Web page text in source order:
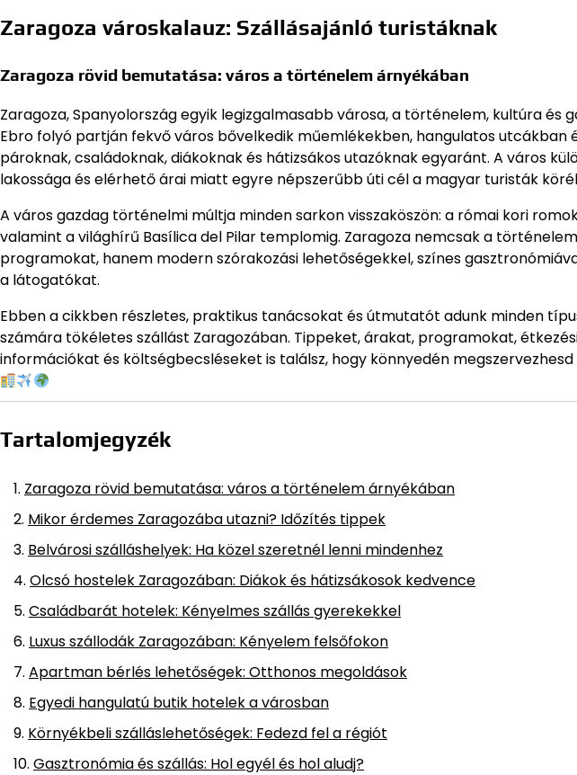
Zaragoza városkalauz: Szállásajánló turistáknak
Zaragoza rövid bemutatása: város a történelem árnyékában
Zaragoza, Spanyolország egyik legizgalmasabb városa, a történelem, kultúra és
Ebro folyó partján fekvő város bővelkedik műemlékekben, hangulatos utcákban
pároknak, családoknak, diákoknak és hátizsákos utazóknak egyaránt. A város
lakossága és elérhető árai miatt egyre népszerűbb úti cél a magyar turisták
A város gazdag történelmi múltja minden sarkon visszaköszön: a római kori
valamint a világhírű Basílica del Pilar templomig. Zaragoza nemcsak a
programokat, hanem modern szórakozási lehetőségekkel, színes
a látogatókat.
Ebben a cikkben részletes, praktikus tanácsokat és útmutatót adunk minden
számára tökéletes szállást Zaragozában. Tippeket, árakat, programokat,
információkat és költségbecsléseket is találsz, hogy könnyedén
Tartalomjegyzék
Zaragoza rövid bemutatása: város a történelem árnyékában
Mikor érdemes Zaragozába utazni? Időzítés tippek
Belvárosi szálláshelyek: Ha közel szeretnél lenni mindenhez
Olcsó hostelek Zaragozában: Diákok és hátizsákosok kedvence
Családbarát hotelek: Kényelmes szállás gyerekekkel
Luxus szállodák Zaragozában: Kényelem felsőfokon
Apartman bérlés lehetőségek: Otthonos megoldások
Egyedi hangulatú butik hotelek a városban
Környékbeli szálláslehetőségek: Fedezd fel a régiót
Gasztronómia és szállás: Hol egyél és hol aludj?